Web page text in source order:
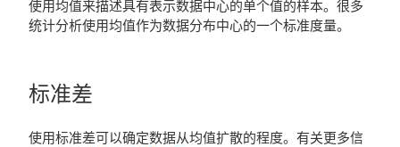
使用均值来描述具有表示数据中心的单个值的样本。很多
统计分析使用均值作为数据分布中心的一个标准度量。
标准差
使用标准差可以确定数据从均值扩散的程度。 有关更多信